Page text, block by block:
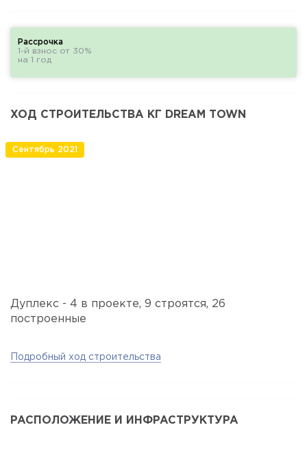
Рассрочка
1-й взнос от 30%
на 1 год
ХОД СТРОИТЕЛЬСТВА КГ DREAM TOWN
Сентябрь 2021
Дуплекс - 4 в проекте, 9 строятся, 26
построенные
Подробный ход строительства
РАСПОЛОЖЕНИЕ И ИНФРАСТРУКТУРА